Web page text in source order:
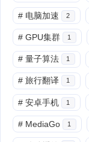
# 电脑加速 2
# GPU集群 1
# 量子算法 1
# 旅行翻译 1
# 安卓手机 1
# MediaGo 1